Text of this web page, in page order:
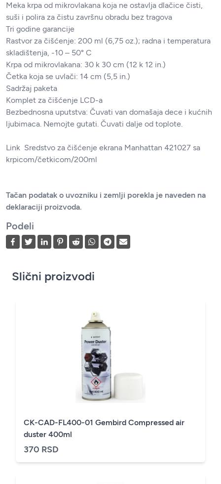
Meka krpa od mikrovlakana koja ne ostavlja dlačice čisti,
suši i polira za čistu završnu obradu bez tragova
Tri godine garancije
Rastvor za čišćenje: 200 ml (6,75 oz.); radna i temperatura
skladištenja, -10 – 50° C
Krpa od mikrovlakana: 30 k 30 cm (12 k 12 in.)
Četka koja se uvlači: 14 cm (5,5 in.)
Sadržaj paketa
Komplet za čišćenje LCD-a
Bezbednosna uputstva: Čuvati van domašaja dece i kućnih
ljubimaca. Nemojte gutati. Čuvati dalje od toplote.
Link Sredstvo za čišćenje ekrana Manhattan 421027 sa
krpicom/četkicom/200ml
Tačan podatak o uvozniku i zemlji porekla je naveden na
deklaraciji proizvoda.
Podeli
Slični proizvodi
CK-CAD-FL400-01 Gembird Compressed air
duster 400ml
370 RSD